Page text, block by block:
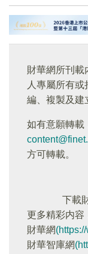
財華網所刊載
人專屬所有
編、複製及建
如有意願轉載
方可轉載。
下載
更多精彩内容
財華網
財華智庫網